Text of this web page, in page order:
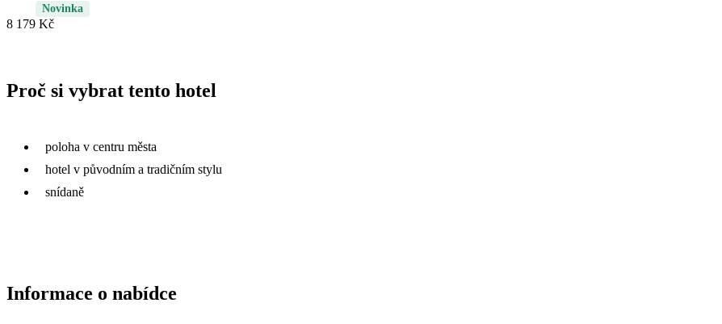
Novinka
8 179 Kč
Proč si vybrat tento hotel
poloha v centru města
hotel v původním a tradičním stylu
snídaně
Informace o nabídce